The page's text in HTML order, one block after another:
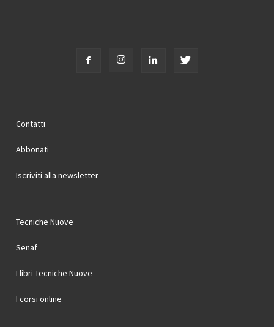
Contatti
Abbonati
Iscriviti alla newsletter
Tecniche Nuove
Senaf
I libri Tecniche Nuove
I corsi online